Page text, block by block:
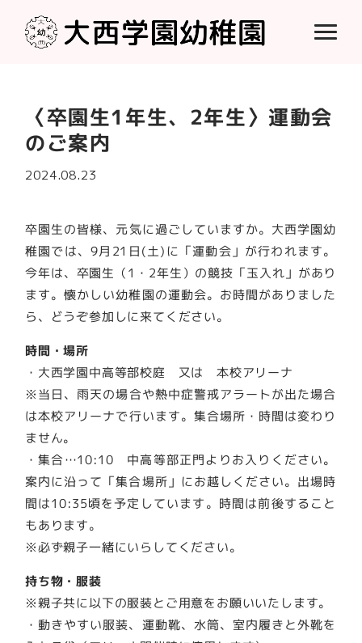
〈卒園生1年生、2年生〉運動会
のご案内
2024.08.23
卒園生の皆様、元気に過ごしていますか。大西学園幼
稚園では、9月21日(土)に「運動会」が行われます。
今年は、卒園生（1・2年生）の競技「玉入れ」があり
ます。懐かしい幼稚園の運動会。お時間がありました
ら、どうぞ参加しに来てください。
時間・場所
・大西学園中高等部校庭 又は 本校アリーナ
※当日、雨天の場合や熱中症警戒アラートが出た場合
は本校アリーナで行います。集合場所・時間は変わり
ません。
・集合…10:10 中高等部正門よりお入りください。
案内に沿って「集合場所」にお越しください。出場時
間は10:35頃を予定しています。時間は前後すること
もあります。
※必ず親子一緒にいらしてください。
持ち物・服装
※親子共に以下の服装とご用意をお願いいたします。
・動きやすい服装、運動靴、水筒、室内履きと外靴を